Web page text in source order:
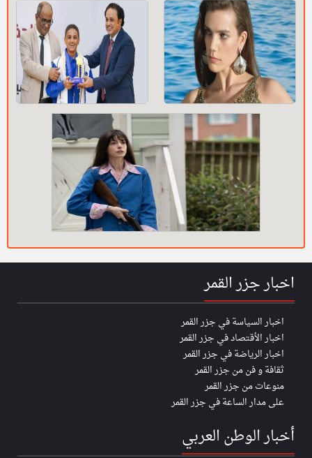
اخبار جزر القمر
اخبار السياسة في جزر القمر
اخبار الأقتصاد في جزر القمر
اخبار الرياضة في جزر القمر
ثقافة و فن من جزر القمر
منوعات من جزر القمر
على مدار الساعة في جزر القمر
أخبار الوطن العربي